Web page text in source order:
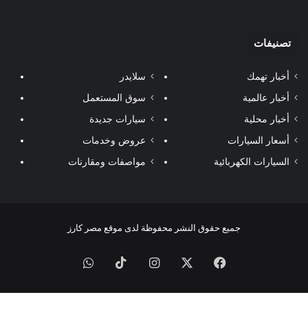
تصنيفات
أخبار تهمك
أخبار عالمية
أخبار محلية
أسعار السيارات
السيارات الكهربائية
سلايدر
سوق المستعمل
سيارات جديدة
عروض وخدمات
مواصفات ومقارنات
جميع حقوق النشر محفوظة لدى موقع مصر كارز
فيسبوك انستقرام‫TikTokواتساب